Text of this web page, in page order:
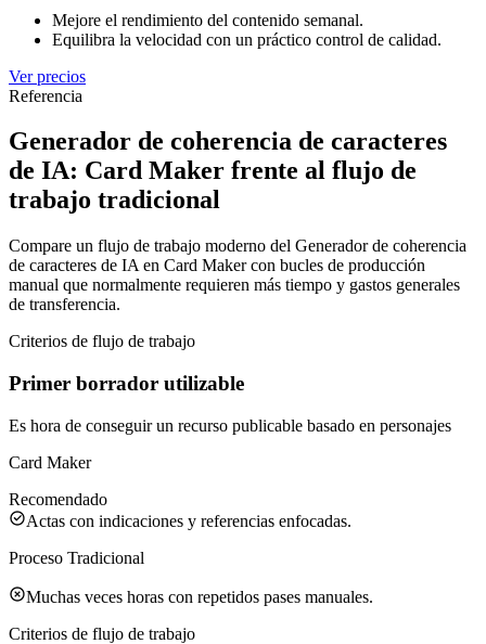
Mejore el rendimiento del contenido semanal.
Equilibra la velocidad con un práctico control de calidad.
Ver precios
Referencia
Generador de coherencia de caracteres
de IA: Card Maker frente al flujo de
trabajo tradicional
Compare un flujo de trabajo moderno del Generador de coherencia
de caracteres de IA en Card Maker con bucles de producción
manual que normalmente requieren más tiempo y gastos generales
de transferencia.
Criterios de flujo de trabajo
Primer borrador utilizable
Es hora de conseguir un recurso publicable basado en personajes
Card Maker
Recomendado
Actas con indicaciones y referencias enfocadas.
Proceso Tradicional
Muchas veces horas con repetidos pases manuales.
Criterios de flujo de trabajo